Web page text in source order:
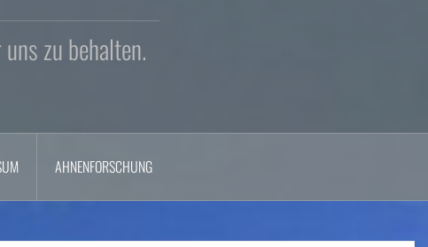
zu behalten.
AHNENFORSCHUNG